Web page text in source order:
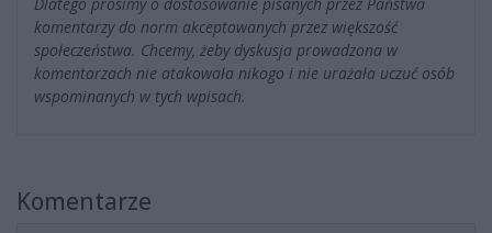
komentarzy do norm akceptowanych przez większość
społeczeństwa. Chcemy, żeby dyskusja prowadzona w
komentarzach nie atakowała nikogo i nie urażała uczuć osób
wspominanych w tych wpisach.
Komentarze